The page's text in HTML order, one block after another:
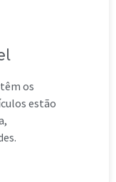
os
estão